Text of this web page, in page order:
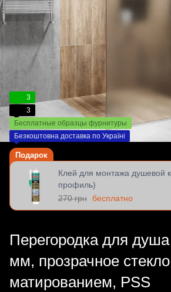
3
3
Бесплатные образцы фурнитуры
Безкоштовна доставка по Україні
Подарок
Клей для монтажа душевой
профиль)
270 грн бесплатно
Перегородка для
мм, прозрачное
матированием, PSS